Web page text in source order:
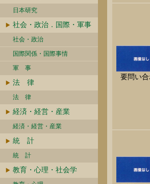
日本研究
社会・政治．国際・軍事
社会・政治
国際関係・国際事情
軍 事
法 律
法 律
経済・経営・産業
経済・経営・産業
統 計
統 計
教育・心理・社会学
要問い